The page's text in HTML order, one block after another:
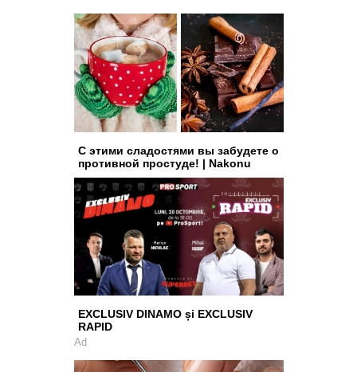
С этими сладостями вы забудете о
противной простуде! | Nakonu
EXCLUSIV DINAMO și EXCLUSIV
RAPID
Ad